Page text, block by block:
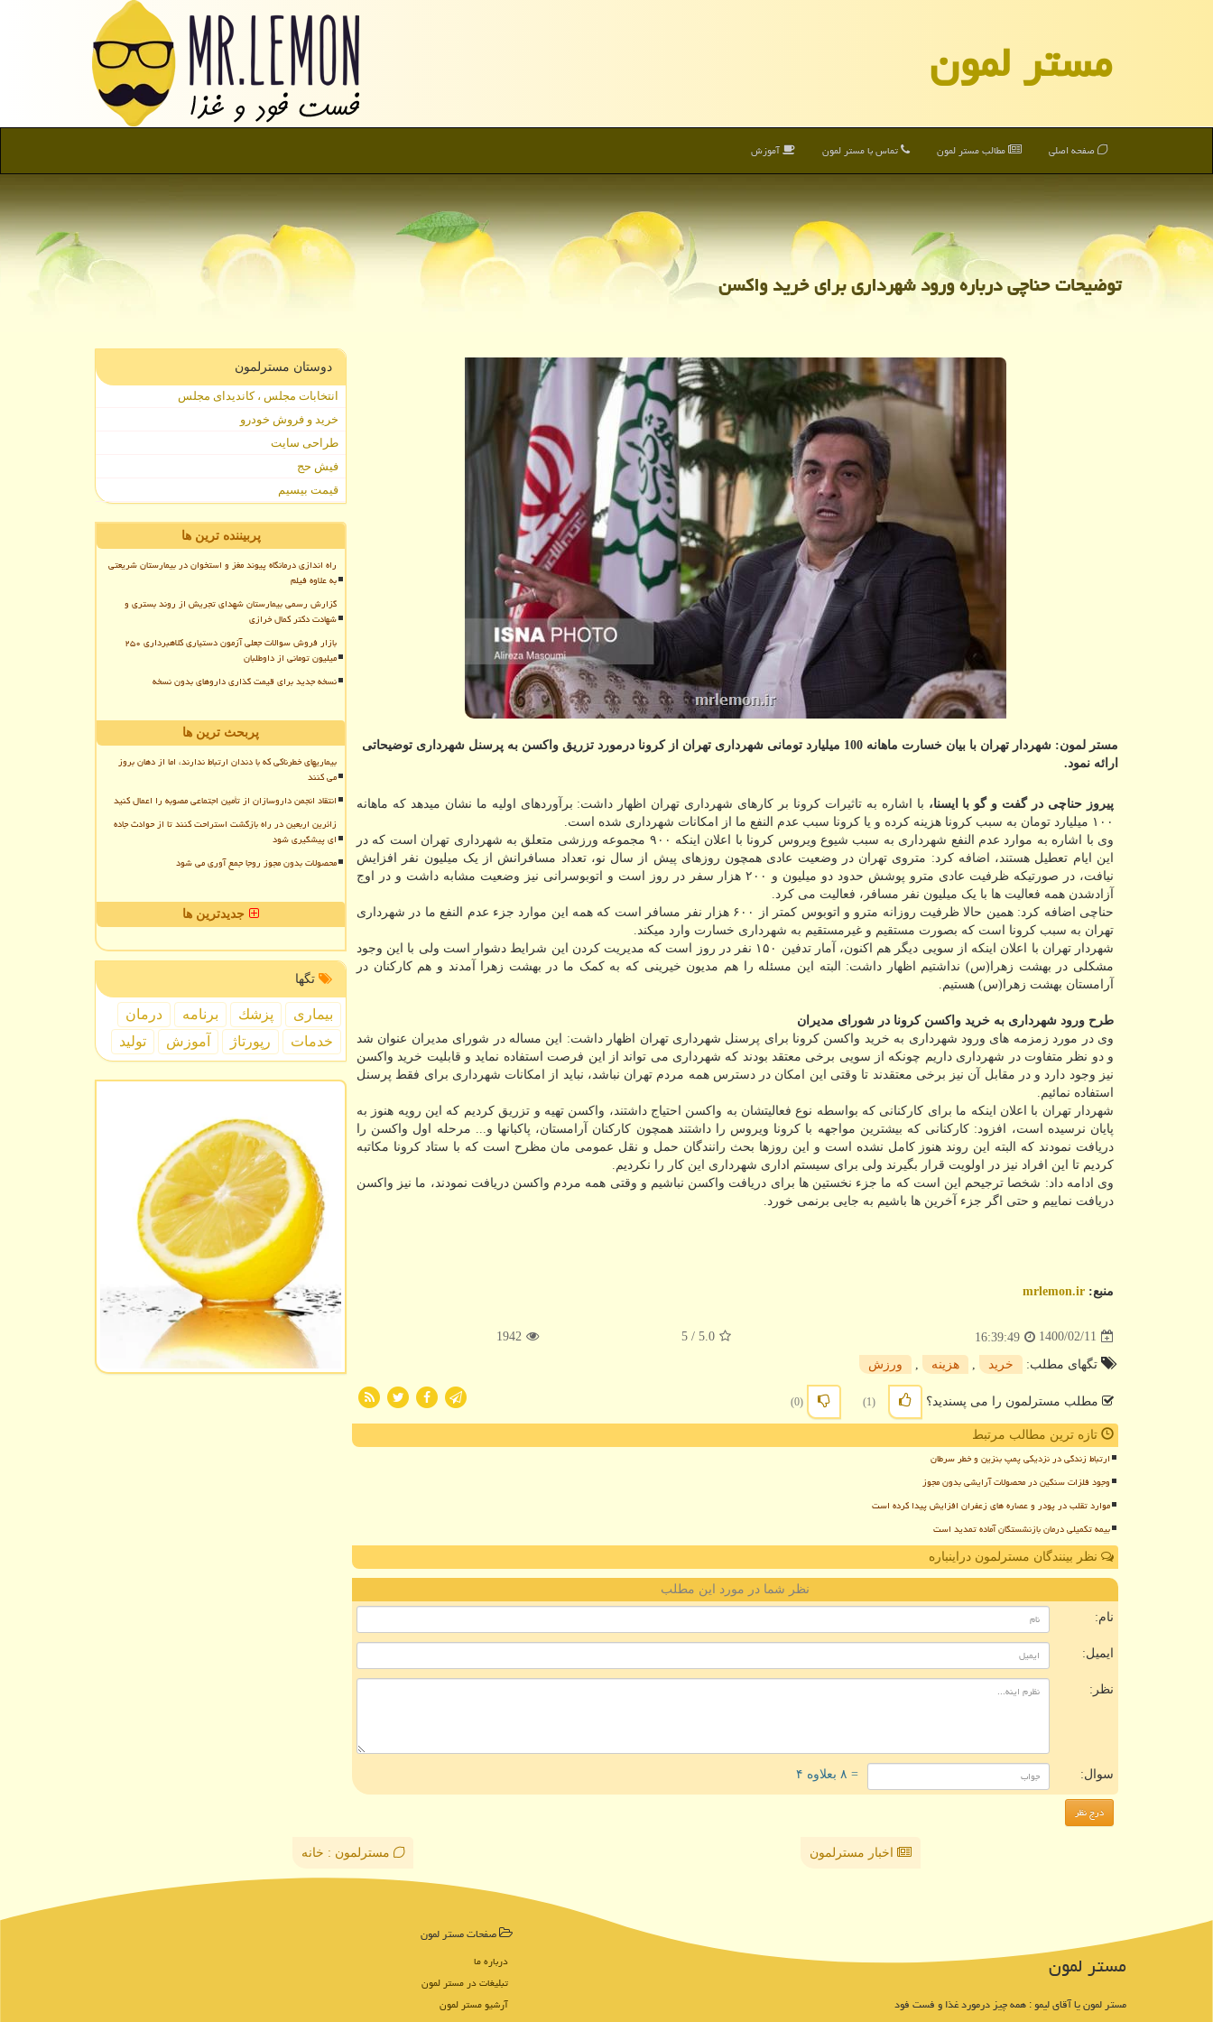
مستر لمون
صفحه اصلی مطالب مستر لمون تماس با مستر لمون آموزش
توضیحات حناچی درباره ورود شهرداری برای خرید واكسن
مستر لمون: شهردار تهران با بیان خسارت ماهانه 100 میلیارد تومانی شهرداری تهران از کرونا درمورد تزریق واکسن به پرسنل شهرداری توضیحاتی
ارائه نمود.
پیروز حناچی در گفت و گو با ایسنا، با اشاره به تاثیرات کرونا بر کارهای شهرداری تهران اظهار داشت: برآوردهای اولیه ما نشان میدهد که ماهانه
۱۰۰ میلیارد تومان به سبب کرونا هزینه کرده و یا کرونا سبب عدم النفع ما از امکانات شهرداری شده است.
وی با اشاره به موارد عدم النفع شهرداری به سبب شیوع ویروس کرونا با اعلان اینکه ۹۰۰ مجموعه ورزشی متعلق به شهرداری تهران است که در
این ایام تعطیل هستند، اضافه کرد: متروی تهران در وضعیت عادی همچون روزهای پیش از سال نو، تعداد مسافرانش از یک میلیون نفر افزایش
نیافت، در صورتیکه ظرفیت عادی مترو پوشش حدود دو میلیون و ۲۰۰ هزار سفر در روز است و اتوبوسرانی نیز وضعیت مشابه داشت و در اوج
آزادشدن همه فعالیت ها با یک میلیون نفر مسافر، فعالیت می کرد.
حناچی اضافه کرد: همین حالا ظرفیت روزانه مترو و اتوبوس کمتر از ۶۰۰ هزار نفر مسافر است که همه این موارد جزء عدم النفع ما در شهرداری
تهران به سبب کرونا است که بصورت مستقیم و غیرمستقیم به شهرداری خسارت وارد میکند.
شهردار تهران با اعلان اینکه از سویی دیگر هم اکنون، آمار تدفین ۱۵۰ نفر در روز است که مدیریت کردن این شرایط دشوار است ولی با این وجود
مشکلی در بهشت زهرا(س) نداشتیم اظهار داشت: البته این مسئله را هم مدیون خیرینی که به کمک ما در بهشت زهرا آمدند و هم کارکنان در
آرامستان بهشت زهرا(س) هستیم.
طرح ورود شهرداری به خرید واکسن کرونا در شورای مدیران
وی در مورد زمزمه های ورود شهرداری به خرید واکسن کرونا برای پرسنل شهرداری تهران اظهار داشت: این مساله در شورای مدیران عنوان شد
و دو نظر متفاوت در شهرداری داریم چونکه از سویی برخی معتقد بودند که شهرداری می تواند از این فرصت استفاده نماید و قابلیت خرید واکسن
نیز وجود دارد و در مقابل آن نیز برخی معتقدند تا وقتی این امکان در دسترس همه مردم تهران نباشد، نباید از امکانات شهرداری برای فقط پرسنل
استفاده نمائیم.
شهردار تهران با اعلان اینکه ما برای کارکنانی که بواسطه نوع فعالیتشان به واکسن احتیاج داشتند، واکسن تهیه و تزریق کردیم که این رویه هنوز به
پایان نرسیده است، افزود: کارکنانی که بیشترین مواجهه با کرونا ویروس را داشتند همچون کارکنان آرامستان، پاکبانها و... مرحله اول واکسن را
دریافت نمودند که البته این روند هنوز کامل نشده است و این روزها بحث رانندگان حمل و نقل عمومی مان مظرح است که با ستاد کرونا مکاتبه
کردیم تا این افراد نیز در اولویت قرار بگیرند ولی برای سیستم اداری شهرداری این کار را نکردیم.
وی ادامه داد: شخصا ترجیحم این است که ما جزء نخستین ها برای دریافت واکسن نباشیم و وقتی همه مردم واکسن دریافت نمودند، ما نیز واکسن
دریافت نماییم و حتی اگر جزء آخرین ها باشیم به جایی برنمی خورد.
منبع: mrlemon.ir
1400/02/11
16:39:49
5.0
/ 5
1942
تگهای مطلب: خرید هزینه ورزش
مطلب مسترلمون را می پسندید؟ (1)
(0)
تازه ترین مطالب مرتبط
ارتباط زندگی در نزدیکی پمپ بنزین و خطر سرطان
وجود فلزات سنگین در محصولات آرایشی بدون مجوز
موارد تقلب در پودر و عصاره های زعفران افزایش پیدا کرده است
بیمه تکمیلی درمان بازنشستگان آماده تمدید است
نظر بینندگان مسترلمون دراینباره
نظر شما در مورد این مطلب
نام:
ایمیل:
نظر:
سوال: = ۸ بعلاوه ۴
دوستان مسترلمون
انتخابات مجلس ، کاندیدای مجلس
خرید و فروش خودرو
طراحی سایت
فیش حج
قیمت بیسیم
پربیننده ترین ها
راه اندازی درمانگاه پیوند مغز و استخوان در بیمارستان شریعتی
به علاوه فیلم
گزارش رسمی بیمارستان شهدای تجریش از روند بستری و
شهادت دکتر کمال خرازی
بازار فروش سوالات جعلی آزمون دستیاری کلاهبرداری ۲۵۰
میلیون تومانی از داوطلبان
نسخه جدید برای قیمت گذاری داروهای بدون نسخه
پربحث ترین ها
بیماریهای خطرناکی که با دندان ارتباط ندارند، اما از دهان بروز
می کنند
انتقاد انجمن داروسازان از تأمین اجتماعی مصوبه را اعمال کنید
زائرین اربعین در راه بازگشت استراحت کنند تا از حوادث جاده
ای پیشگیری شود
محصولات بدون مجوز روجا جمع آوری می شود
جدیدترین ها
تگها
بیماری پزشك برنامه
درمان
خدمات
رپورتاژ آموزش تولید
اخبار مسترلمون مسترلمون : خانه
مستر لمون
مستر لمون یا آقای لیمو : همه چیز درمورد غذا و فست فود
صفحات مستر لمون
درباره ما
تبلیغات در مستر لمون
آرشیو مستر لمون